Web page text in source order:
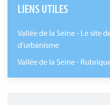
LIENS UTILES
Vallée de la Seine - Le site
d'urbanisme
Vallée de la Seine -